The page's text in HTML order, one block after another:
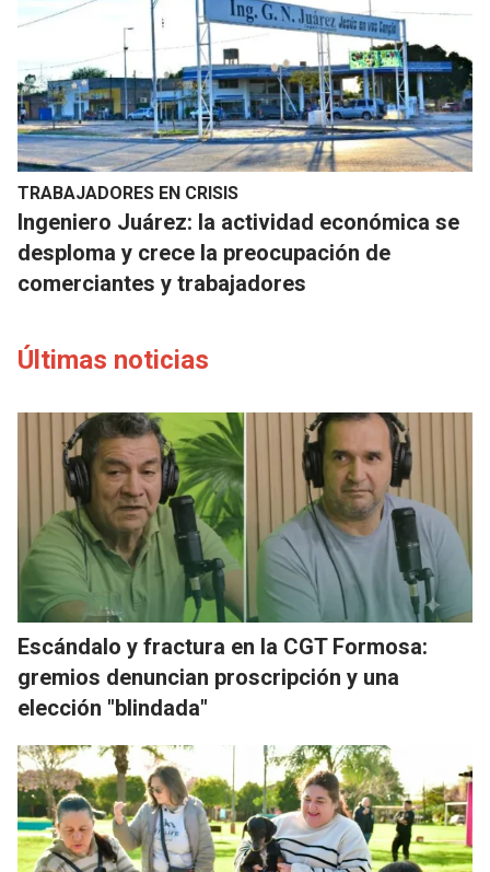
TRABAJADORES EN CRISIS
Ingeniero Juárez: la actividad económica se
desploma y crece la preocupación de
comerciantes y trabajadores
Últimas noticias
Escándalo y fractura en la CGT Formosa:
gremios denuncian proscripción y una
elección "blindada"